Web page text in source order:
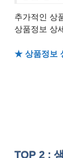
추가적인 상
상품정보 상
★ 상품정보
TOP 2 :